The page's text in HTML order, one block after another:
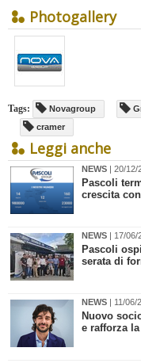
Photogallery
Tags: Novagroup
cramer
Leggi anche
NEWS | 20/12/
Pascoli
crescita
NEWS | 17/06/
Pascoli
serata di
NEWS | 11/06/
Nuovo
e rafforza